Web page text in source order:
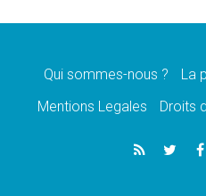
08.08.2026
08.08.2026
la victoire de
«Relancer
des Universités
Qui sommes-nous ? La
Mentions Legales
Droits